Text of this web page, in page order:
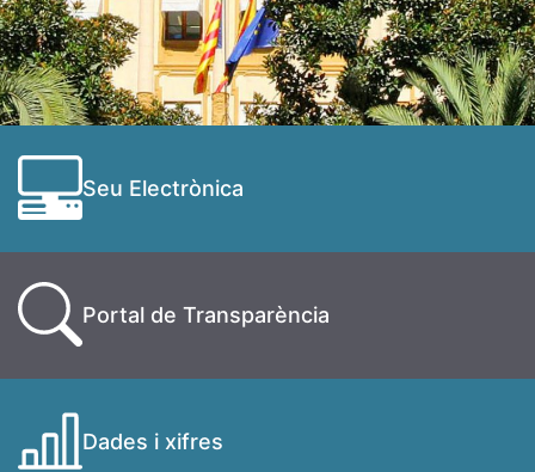
Seu Electrònica
Portal de Transparència
Dades i xifres